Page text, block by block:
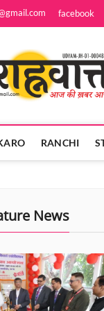
facebook
RANCHI
News